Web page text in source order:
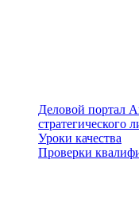
Деловой портал
стратегического
Уроки качества
Проверки